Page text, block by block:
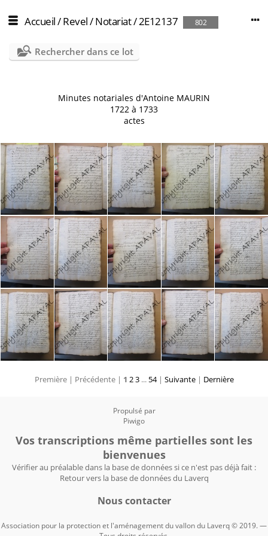
Accueil/Revel/Notariat/2E12137 802
Rechercher dans ce lot
Minutes notariales d'Antoine MAURIN
1722 à 1733
actes
Première | Précédente | 1 23... 54 | Suivante | Dernière
Propulsé par
Piwigo
Vos transcriptions même partielles sont les
bienvenues
Vérifier au préalable dans la base de données si ce n'est pas déjà fait :
Retour vers la base de données du Laverq
Nous contacter
Association pour la protection et l'aménagement du vallon du Laverq © 2019. —